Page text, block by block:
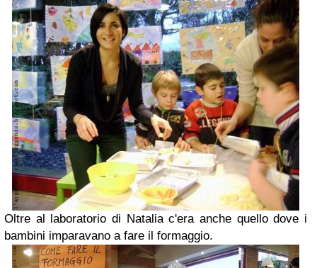
Oltre al laboratorio di Natalia c'era anche quello dove i
bambini imparavano a fare il formaggio.